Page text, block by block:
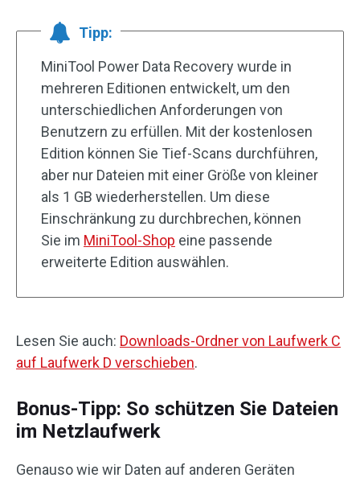
Tipp:
MiniTool Power Data Recovery wurde in
mehreren Editionen entwickelt, um den
unterschiedlichen Anforderungen von
Benutzern zu erfüllen. Mit der kostenlosen
Edition können Sie Tief-Scans durchführen,
aber nur Dateien mit einer Größe von kleiner
als 1 GB wiederherstellen. Um diese
Einschränkung zu durchbrechen, können
Sie im MiniTool-Shop eine passende
erweiterte Edition auswählen.
Lesen Sie auch: Downloads-Ordner von Laufwerk C
auf Laufwerk D verschieben.
Bonus-Tipp: So schützen Sie Dateien
im Netzlaufwerk
Genauso wie wir Daten auf anderen Geräten